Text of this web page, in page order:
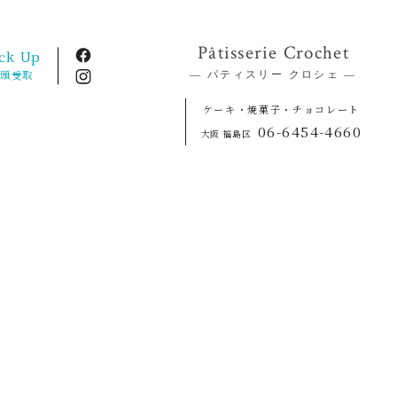
Up
受取
Pâtisserie Crochet
― パティスリー クロシェ ―
ケーキ・焼菓子・チョコレート
大阪 福島区 06-6454-4660